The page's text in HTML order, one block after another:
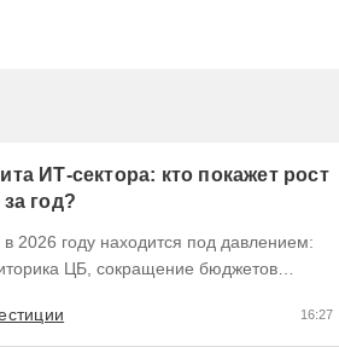
ИТ-сектора: кто покажет рост
год?
в 2026 году находится под давлением:
ЦБ, сокращение бюджетов
16:27